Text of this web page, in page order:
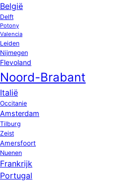
België
Delft
Potony
Valencia
Leiden
Nijmegen
Flevoland
Noord-Brabant
Italië
Occitanie
Amsterdam
Tilburg
Zeist
Amersfoort
Nuenen
Frankrijk
Portugal